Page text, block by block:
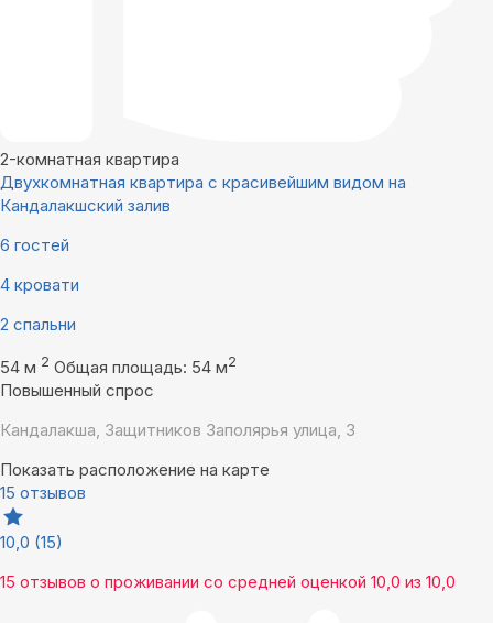
2-комнатная квартира
Двухкомнатная квартира с красивейшим видом на
Кандалакшский залив
6 гостей
4 кровати
2 спальни
54 м 2 Общая площадь: 54 м2
Повышенный спрос
Кандалакша, Защитников Заполярья улица, 3
Показать расположение на карте
15 отзывов
10,0 (15)
15 отзывов о проживании со средней оценкой 10,0 из 10,0